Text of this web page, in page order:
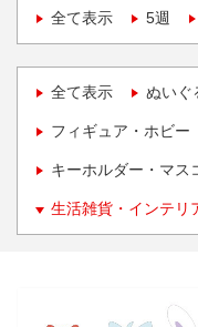
全て表示
5週
全て表示 ぬいぐ
フィギュア・ホビー
キーホルダー・マス
生活雑貨・インテリ